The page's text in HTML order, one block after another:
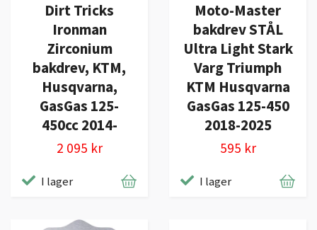
Dirt Tricks
Ironman
Zirconium
bakdrev, KTM,
Husqvarna,
GasGas 125-
450cc 2014-
2 095 kr
I lager
Moto-Master
bakdrev STÅL
Ultra Light Stark
Varg Triumph
KTM Husqvarna
GasGas 125-450
2018-2025
595 kr
I lager